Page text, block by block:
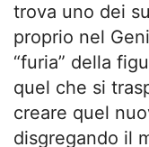
trova uno dei
proprio nel
“furia” della
quel che si
creare quel
disgregando il